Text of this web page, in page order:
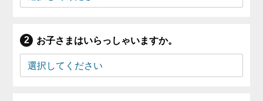
お子さまはいらっしゃいますか。